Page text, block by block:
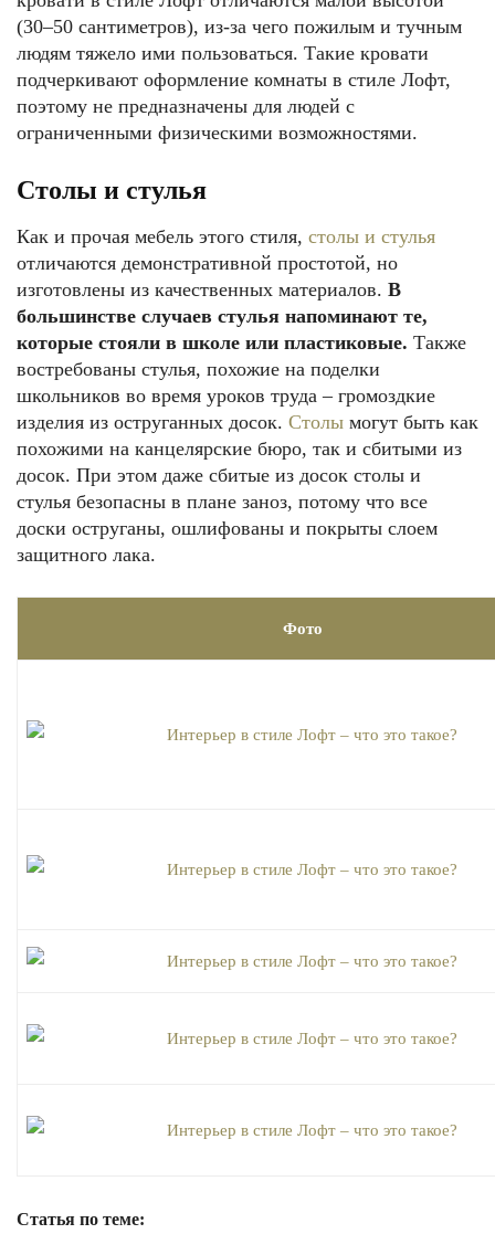
(30–50 сантиметров), из-за чего пожилым и тучным
людям тяжело ими пользоваться. Такие кровати
подчеркивают оформление комнаты в стиле Лофт,
поэтому не предназначены для людей с
ограниченными физическими возможностями.
Столы и стулья
Как и прочая мебель этого стиля, столы и стулья
отличаются демонстративной простотой, но
изготовлены из качественных материалов. В
большинстве случаев стулья напоминают те,
которые стояли в школе или пластиковые. Также
востребованы стулья, похожие на поделки
школьников во время уроков труда – громоздкие
изделия из оструганных досок. Столы могут быть как
похожими на канцелярские бюро, так и сбитыми из
досок. При этом даже сбитые из досок столы и
стулья безопасны в плане заноз, потому что все
доски оструганы, ошлифованы и покрыты слоем
защитного лака.
Фото
Статья по теме: